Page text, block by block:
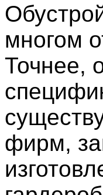
многом
Точнее,
фирм,